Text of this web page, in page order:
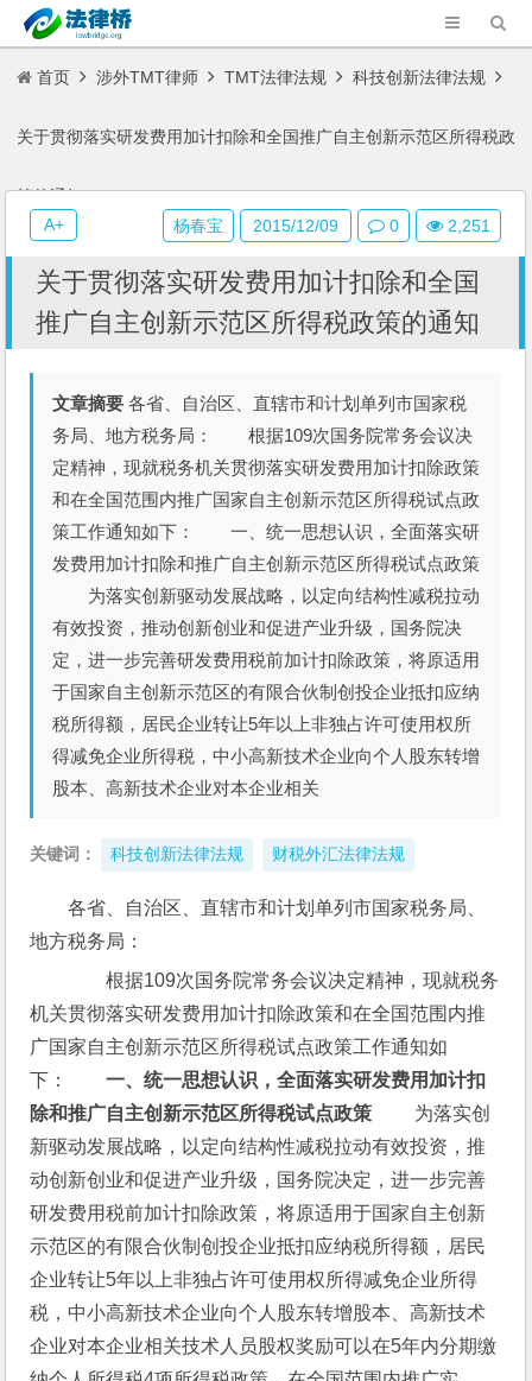
首页 涉外TMT律师 TMT法律法规 科技创新法律法规
关于贯彻落实研发费用加计扣除和全国推广自主创新示范区所得税政
策的通知
关于贯彻落实研发费用加计扣除和全国
推广自主创新示范区所得税政策的通知
文章摘要 各省、自治区、直辖市和计划单列市国家税
务局、地方税务局： 根据109次国务院常务会议决
定精神，现就税务机关贯彻落实研发费用加计扣除政策
和在全国范围内推广国家自主创新示范区所得税试点政
策工作通知如下： 一、统一思想认识，全面落实研
发费用加计扣除和推广自主创新示范区所得税试点政策
为落实创新驱动发展战略，以定向结构性减税拉动
有效投资，推动创新创业和促进产业升级，国务院决
定，进一步完善研发费用税前加计扣除政策，将原适用
于国家自主创新示范区的有限合伙制创投企业抵扣应纳
税所得额，居民企业转让5年以上非独占许可使用权所
得减免企业所得税，中小高新技术企业向个人股东转增
股本、高新技术企业对本企业相关
关键词： 科技创新法律法规 财税外汇法律法规
各省、自治区、直辖市和计划单列市国家税务局、
地方税务局：
根据109次国务院常务会议决定精神，现就税务
机关贯彻落实研发费用加计扣除政策和在全国范围内推
广国家自主创新示范区所得税试点政策工作通知如
下： 一、统一思想认识，全面落实研发费用加计扣
除和推广自主创新示范区所得税试点政策
为落实创
新驱动发展战略，以定向结构性减税拉动有效投资，推
动创新创业和促进产业升级，国务院决定，进一步完善
研发费用税前加计扣除政策，将原适用于国家自主创新
示范区的有限合伙制创投企业抵扣应纳税所得额，居民
企业转让5年以上非独占许可使用权所得减免企业所得
税，中小高新技术企业向个人股东转增股本、高新技术
企业对本企业相关技术人员股权奖励可以在5年内分期缴
杨春宝 2015/12/09 0 2,251
A+